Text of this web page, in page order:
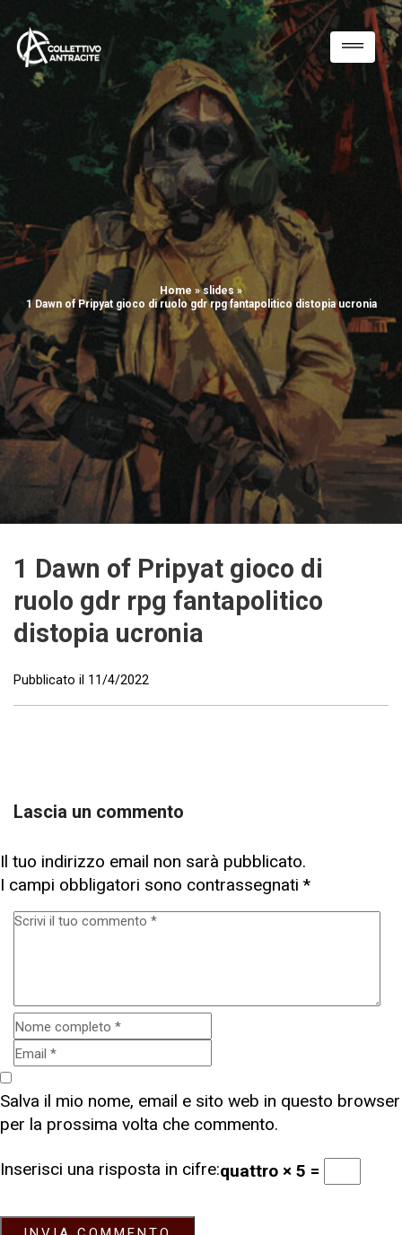
Home »slides»
1 Dawn of Pripyat gioco di ruolo gdr rpg fantapolitico distopia ucronia
1 Dawn of Pripyat gioco di
ruolo gdr rpg fantapolitico
distopia ucronia
Pubblicato il 11/4/2022
Lascia un commento
Il tuo indirizzo email non sarà pubblicato.
I campi obbligatori sono contrassegnati *
Salva il mio nome, email e sito web in questo browser
per la prossima volta che commento.
Inserisci una risposta in cifre:quattro × 5 =